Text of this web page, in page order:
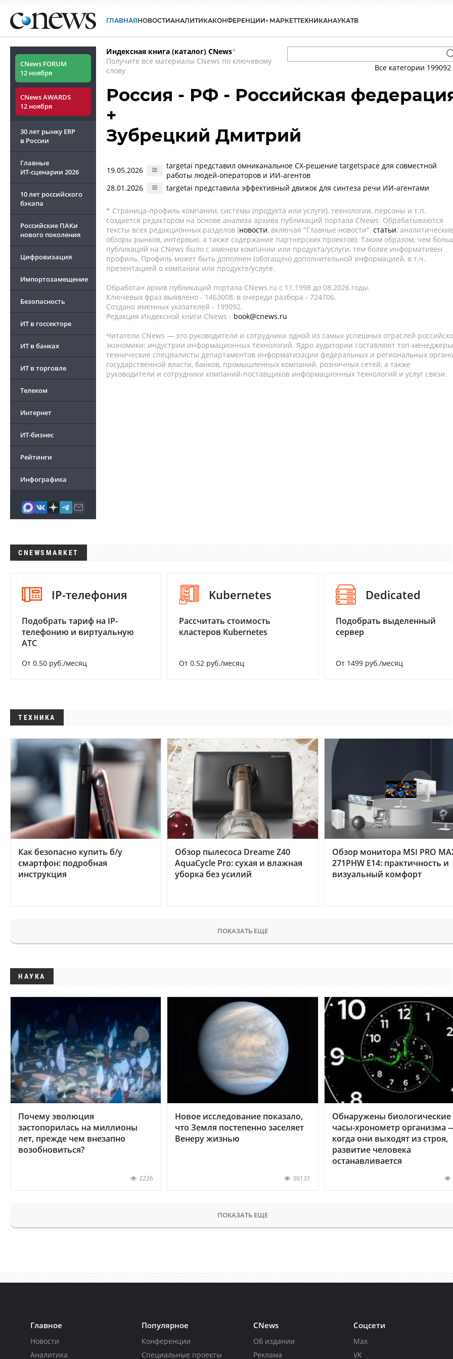
ГЛАВНАЯНОВОСТИАНАЛИТИКАКОНФЕРЕНЦИИ МАРКЕТТЕХНИКАНАУКАТВ
CNews FORUM
12 ноября
CNews AWARDS
12 ноября
30 лет рынку ERP
в России
Главные
ИТ-сценарии 2026
10 лет российского
бэкапа
Российские ПАКи
нового поколения
Цифровизация
Импортозамещение
Безопасность
ИТ в госсекторе
ИТ в банках
ИТ в торговле
Телеком
Интернет
ИТ-бизнес
Рейтинги
Инфографика
Индексная книга (каталог) CNews*
Получите все материалы CNews по ключевому
слову
Все категории 199092
Россия - РФ - Российская
+
Зубрецкий Дмитрий
19.05.2026
targetai представил омниканальное CX-решение targetspace для совместной
работы людей-операторов и ИИ-агентов
28.01.2026
targetai представила эффективный движок для синтеза речи ИИ-агентами
* Страница-профиль компании, системы (продукта или услуги), технологии, персоны и т.п.
создается редактором на основе анализа архива публикаций портала CNews. Обрабатываются
тексты всех редакционных разделов (новости, включая "Главные новости", статьи, аналитические
обзоры рынков, интервью, а также содержание партнёрских проектов). Таким образом, чем
публикаций на CNews было с именем компании или продукта/услуги, тем более информативен
профиль. Профиль может быть дополнен (обогащен) дополнительной информацией, в т.ч.
презентацией о компании или продукте/услуге.
Обработан архив публикаций портала CNews.ru c 11.1998 до 08.2026 годы.
Ключевых фраз выявлено - 1463008, в очереди разбора - 724706.
Создано именных указателей - 199092.
Редакция Индексной книги CNews - book@cnews.ru
Читатели CNews — это руководители и сотрудники одной из самых успешных отраслей
экономики: индустрии информационных технологий. Ядро аудитории составляют топ-
технические специалисты департаментов информатизации федеральных и региональных
государственной власти, банков, промышленных компаний, розничных сетей, а также
руководители и сотрудники компаний-поставщиков информационных технологий и услуг связи.
CNEWSMARKET
IP-телефония
Подобрать тариф на IP-
телефонию и виртуальную
АТС
От 0.50 руб./месяц
Kubernetes
Рассчитать стоимость
кластеров Kubernetes
От 0.52 руб./месяц
Dedicated
Подобрать выделенный
сервер
От 1499 руб./месяц
ТЕХНИКА
Как безопасно купить б/у
смартфон: подробная
инструкция
Обзор пылесоса Dreame Z40
AquaCycle Pro: сухая и влажная
уборка без усилий
Обзор монитора MSI PRO
271PHW E14: практичность и
визуальный комфорт
ПОКАЗАТЬ ЕЩЕ
НАУКА
Почему эволюция
застопорилась на миллионы
лет, прежде чем внезапно
возобновиться?
2226
Новое исследование показало,
что Земля постепенно заселяет
Венеру жизнью
36131
Обнаружены биологические
часы-хронометр организма
когда они выходят из строя,
развитие человека
останавливается
ПОКАЗАТЬ ЕЩЕ
Главное
Новости
Аналитика
Популярное
Конференции
Специальные проекты
CNews
Об издании
Реклама
Соцсети
Max
VK